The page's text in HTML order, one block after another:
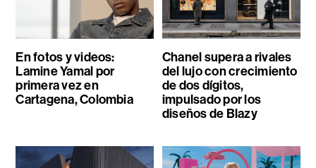
En fotos y videos:
Lamine Yamal por
primera vez en
Cartagena, Colombia
Chanel supera a rivales
del lujo con crecimiento
de dos dígitos,
impulsado por los
diseños de Blazy